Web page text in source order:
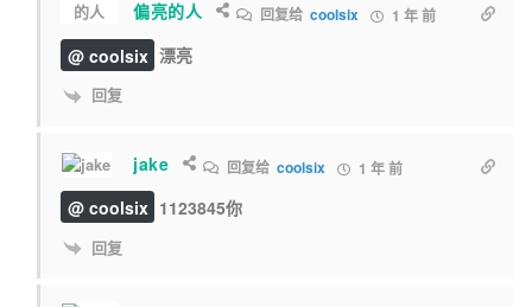
偏亮的人 回复给 coolsix 1 年 前
@ coolsix 漂亮
回复
jake 回复给 coolsix 1 年 前
@ coolsix 1123845你
回复